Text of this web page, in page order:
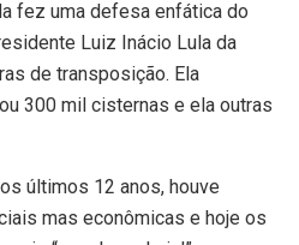
fez uma defesa enfática do
Luiz Inácio Lula da
de transposição. Ela
300 mil cisternas e ela outras
últimos 12 anos, houve
mas econômicas e hoje os